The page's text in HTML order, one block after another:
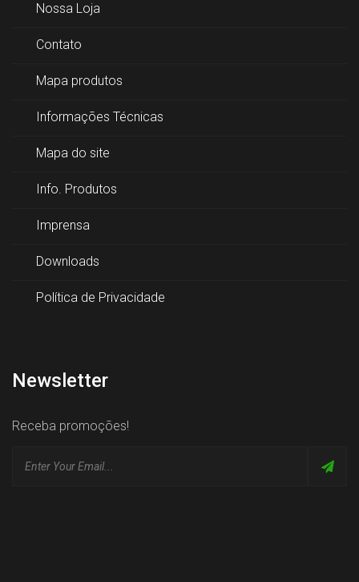
Nossa Loja
Contato
Mapa produtos
Informações Técnicas
Mapa do site
Info. Produtos
Imprensa
Downloads
Política de Privacidade
Newsletter
Receba promoções!